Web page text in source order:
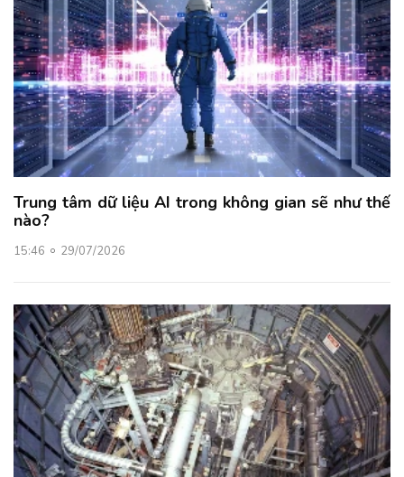
Trung tâm dữ liệu AI trong không gian sẽ như thế
nào?
15:46 29/07/2026